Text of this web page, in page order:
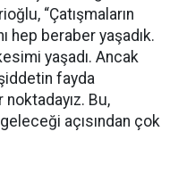
“Çatışmaların
hep beraber yaşadık.
yaşadı. Ancak
fayda
Bu,
açısından çok